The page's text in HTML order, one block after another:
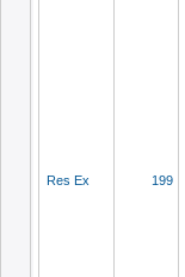
Res Ex 199